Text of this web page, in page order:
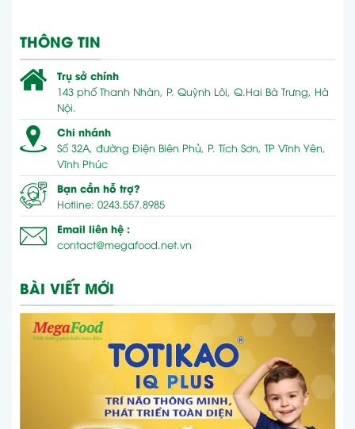
THÔNG TIN
Trụ sở chính
143 phố Thanh Nhàn, P. Quỳnh Lôi, Q.Hai Bà Trưng, Hà
Nội.
Chi nhánh
Số 32A, đường Điện Biên Phủ, P. Tích Sơn, TP Vĩnh Yên,
Vĩnh Phúc
Bạn cần hỗ trợ?
Hotline: 0243.557.8985
Email liên hệ :
contact@megafood.net.vn
BÀI VIẾT MỚI